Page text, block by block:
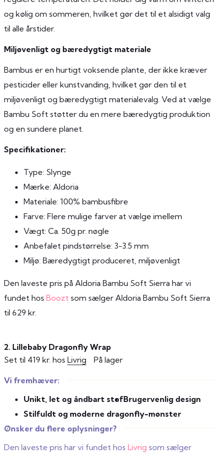
og kølig om sommeren, hvilket gør det til et alsidigt valg
til alle årstider.
Miljøvenligt og bæredygtigt materiale
Bambus er en hurtigt voksende plante, der ikke kræver
pesticider eller kunstvanding, hvilket gør den til et
miljøvenligt og bæredygtigt materialevalg. Ved at vælge
Bambu Soft støtter du en mere bæredygtig produktion
og en sundere planet.
Specifikationer:
Type: Slynge
Mærke: Aldoria
Materiale: 100% bambusfibre
Farve: Flere mulige farver at vælge imellem
Vægt: Ca. 50g pr. nøgle
Anbefalet pindstørrelse: 3-3.5 mm
Miljø: Bæredygtigt produceret, miljøvenligt
Den laveste pris på Aldoria Bambu Soft Sierra har vi
fundet hos Boozt som sælger Aldoria Bambu Soft Sierra
til 629 kr.
2. Lillebaby Dragonfly Wrap
Set til 419 kr. hos Livrig På lager
Vi fremhæver:
Unikt, let og åndbart stofBrugervenlig design
Stilfuldt og moderne dragonfly-mønster
Ønsker du flere oplysninger?
Den laveste pris har vi fundet hos Livrig som sælger